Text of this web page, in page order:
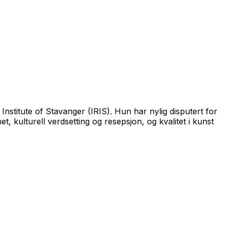
of Stavanger (IRIS). Hun har nylig disputert for
kulturell verdsetting og resepsjon, og kvalitet i kunst